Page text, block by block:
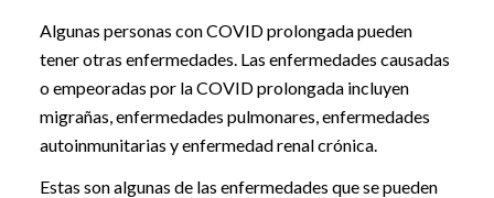
Algunas personas con COVID prolongada pueden
tener otras enfermedades. Las enfermedades causadas
o empeoradas por la COVID prolongada incluyen
migrañas, enfermedades pulmonares, enfermedades
autoinmunitarias y enfermedad renal crónica.
Estas son algunas de las enfermedades que se pueden